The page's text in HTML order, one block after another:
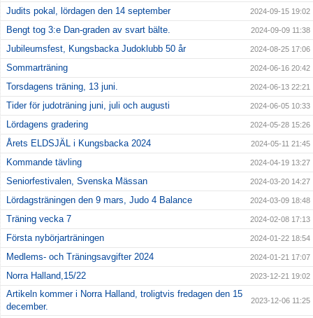
Judits pokal, lördagen den 14 september 2024-09-15 19:02
Bengt tog 3:e Dan-graden av svart bälte. 2024-09-09 11:38
Jubileumsfest, Kungsbacka Judoklubb 50 år 2024-08-25 17:06
Sommarträning 2024-06-16 20:42
Torsdagens träning, 13 juni. 2024-06-13 22:21
Tider för judoträning juni, juli och augusti 2024-06-05 10:33
Lördagens gradering 2024-05-28 15:26
Årets ELDSJÄL i Kungsbacka 2024 2024-05-11 21:45
Kommande tävling 2024-04-19 13:27
Seniorfestivalen, Svenska Mässan 2024-03-20 14:27
Lördagsträningen den 9 mars, Judo 4 Balance 2024-03-09 18:48
Träning vecka 7 2024-02-08 17:13
Första nybörjarträningen 2024-01-22 18:54
Medlems- och Träningsavgifter 2024 2024-01-21 17:07
Norra Halland,15/22 2023-12-21 19:02
Artikeln kommer i Norra Halland, troligtvis fredagen den 15
december.
2023-12-06 11:25